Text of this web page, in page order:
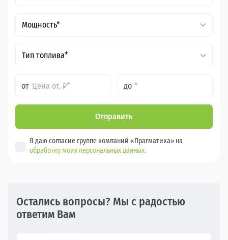
Мощность*
Тип топлива*
от до
Отправить
Я даю согласие группе компаний «Прагматика» на
обработку моих персональных данных.
Остались вопросы? Мы с радостью
ответим Вам